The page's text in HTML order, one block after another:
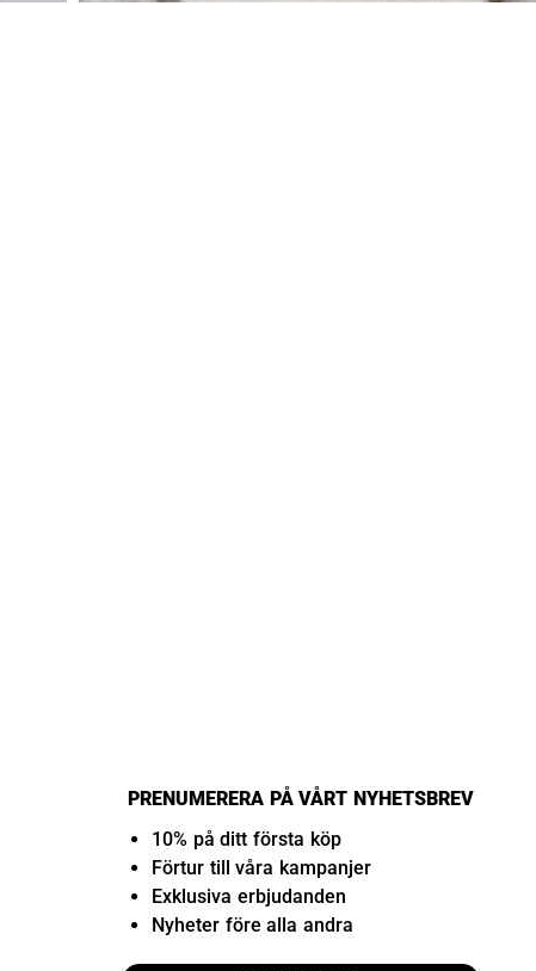
PRENUMERERA PÅ VÅRT NYHETSBREV
10% på ditt första köp
Förtur till våra kampanjer
Exklusiva erbjudanden
Nyheter före alla andra